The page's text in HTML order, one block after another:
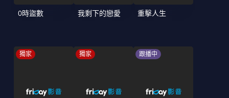
0時盜數 我剩下的戀愛 重擊人生
獨家 獨家 跟播中